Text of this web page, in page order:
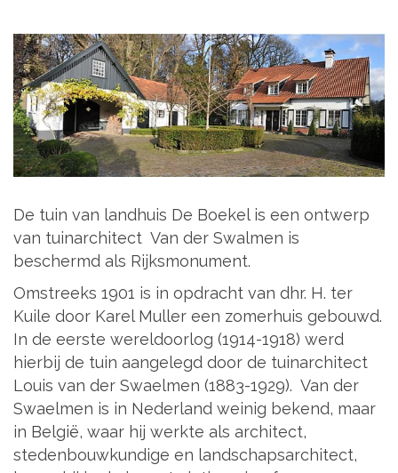
De tuin van landhuis De Boekel is een ontwerp
van tuinarchitect Van der Swalmen is
beschermd als Rijksmonument.
Omstreeks 1901 is in opdracht van dhr. H. ter
Kuile door Karel Muller een zomerhuis gebouwd.
In de eerste wereldoorlog (1914-1918) werd
hierbij de tuin aangelegd door de tuinarchitect
Louis van der Swaelmen (1883-1929). Van der
Swaelmen is in Nederland weinig bekend, maar
in België, waar hij werkte als architect,
stedenbouwkundige en landschapsarchitect,